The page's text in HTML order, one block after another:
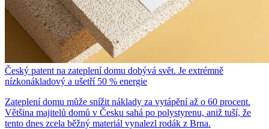
Český patent na zateplení domu dobývá svět. Je extrémně
nízkonákladový a ušetří 50 % energie
Zateplení domu může snížit náklady za vytápění až o 60 procent.
Většina majitelů domů v Česku sahá po polystyrenu, aniž tuší, že
tento dnes zcela běžný materiál vynalezl rodák z Brna.